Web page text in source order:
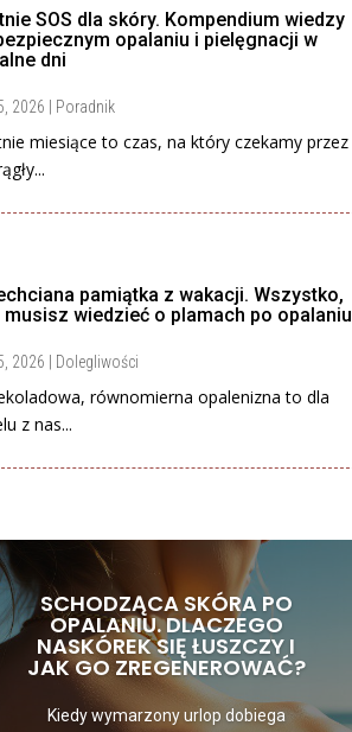
SOS dla skóry. Kompendium wiedzy
opalaniu i pielęgnacji w
dni
2026 Poradnik
miesiące to czas, na który czekamy przez
pamiątka z wakacji. Wszystko,
musisz wiedzieć o plamach po opalaniu
2026 Dolegliwości
równomierna opalenizna to dla
z nas...
SCHODZĄCA SKÓRA PO
OPALANIU. DLACZEGO
NASKÓREK SIĘ ŁUSZCZY I
JAK GO ZREGENEROWAĆ?
Kiedy wymarzony urlop dobiega